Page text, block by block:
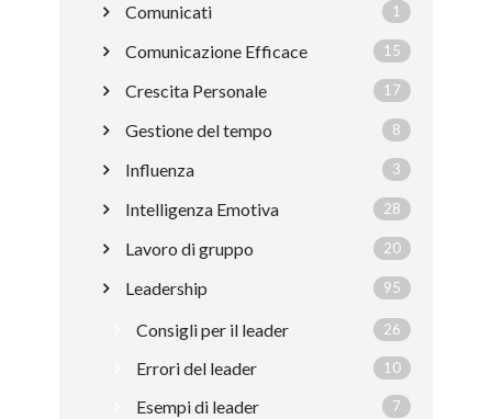
Comunicati 1
Comunicazione Efficace 15
Crescita Personale 17
Gestione del tempo 8
Influenza 3
Intelligenza Emotiva 28
Lavoro di gruppo 20
Leadership 95
Consigli per il leader 26
Errori del leader 10
Esempi di leader 7